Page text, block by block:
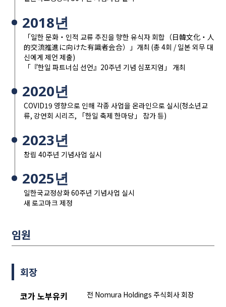
2018년
「일한 문화・인적 교류 추진을 향한 유식자 회합（日韓文化・人
的交流推進に向けた有識者会合）」개최 (총 4회 / 일본 외무 대
신에게 제언 제출)
「『한일 파트너십 선언』20주년 기념 심포지엄」 개최
2020년
COVID19 영향으로 인해 각종 사업을 온라인으로 실시(청소년교
류, 강연회 시리즈, 「한일 축제 한마당」 참가 등)
2023년
창립 40주년 기념사업 실시
2025년
일한국교정상화 60주년 기념사업 실시
새 로고마크 제정
임원
회장
코가 노부유키 전 Nomura Holdings 주식회사 회장